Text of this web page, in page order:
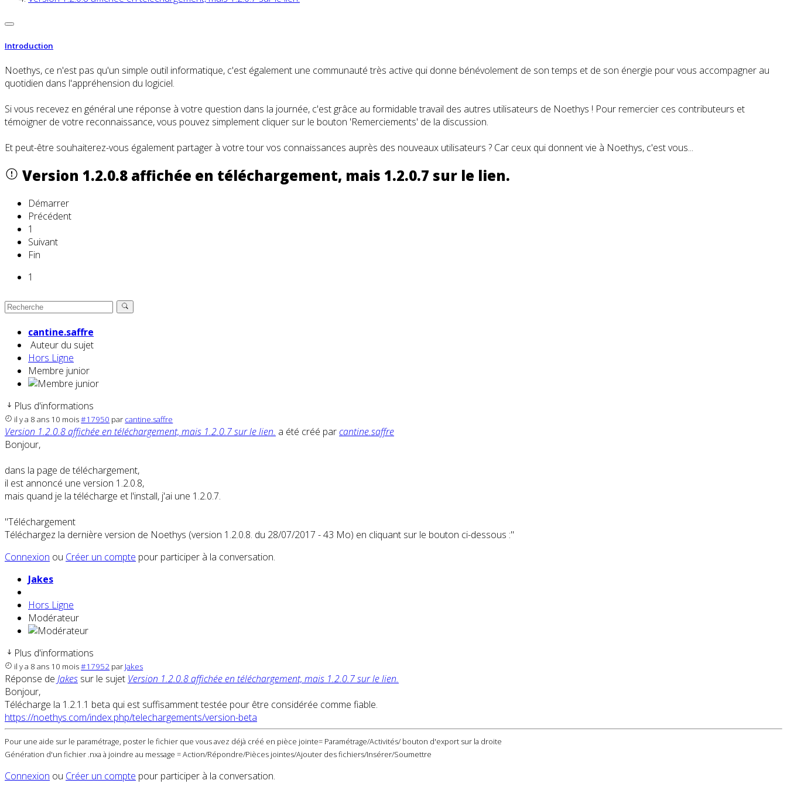
Introduction
Noethys, ce n'est pas qu'un simple outil informatique, c'est également une communauté très active qui donne bénévolement de son temps et de son énergie pour vous accompagner au
quotidien dans l'appréhension du logiciel.
Si vous recevez en général une réponse à votre question dans la journée, c'est grâce au formidable travail des autres utilisateurs de Noethys ! Pour remercier ces contributeurs et
témoigner de votre reconnaissance, vous pouvez simplement cliquer sur le bouton 'Remerciements' de la discussion.
Et peut-être souhaiterez-vous également partager à votre tour vos connaissances auprès des nouveaux utilisateurs ? Car ceux qui donnent vie à Noethys, c'est vous...
Version 1.2.0.8 affichée en téléchargement, mais 1.2.0.7 sur le lien.
Démarrer
Précédent
1
Suivant
Fin
1
cantine.saffre
Auteur du sujet
Hors Ligne
Membre junior
Plus d'informations
il y a 8 ans 10 mois#17950 par cantine.saffre
Version 1.2.0.8 affichée en téléchargement, mais 1.2.0.7 sur le lien. a été créé parcantine.saffre
Bonjour,
dans la page de téléchargement,
il est annoncé une version 1.2.0.8,
mais quand je la télécharge et l'install, j'ai une 1.2.0.7.
"Téléchargement
Téléchargez la dernière version de Noethys (version 1.2.0.8. du 28/07/2017 - 43 Mo) en cliquant sur le bouton ci-dessous :"
Connexion ou Créer un compte pour participer à la conversation.
Jakes
Hors Ligne
Modérateur
Plus d'informations
il y a 8 ans 10 mois#17952 par Jakes
Réponse de Jakes sur le sujet Version 1.2.0.8 affichée en téléchargement, mais 1.2.0.7 sur le lien.
Bonjour,
Télécharge la 1.2.1.1 beta qui est suffisamment testée pour être considérée comme fiable.
https://noethys.com/index.php/telechargements/version-beta
Pour une aide sur le paramétrage, poster le fichier que vous avez déjà créé en pièce jointe= Paramétrage/Activités/ bouton d'export sur la droite
Génération d'un fichier .nxa à joindre au message = Action/Répondre/Pièces jointes/Ajouter des fichiers/Insérer/Soumettre
Connexion ou Créer un compte pour participer à la conversation.